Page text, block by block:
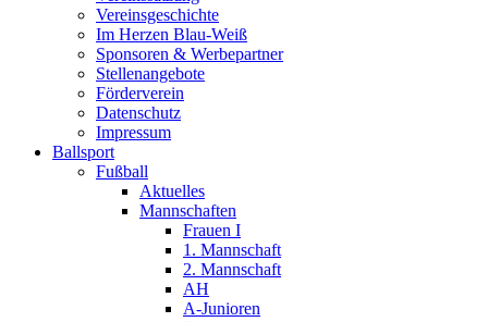
Vereinsgeschichte
Im Herzen Blau-Weiß
Sponsoren & Werbepartner
Stellenangebote
Förderverein
Datenschutz
Impressum
Ballsport
Fußball
Aktuelles
Mannschaften
Frauen I
1. Mannschaft
2. Mannschaft
AH
A-Junioren